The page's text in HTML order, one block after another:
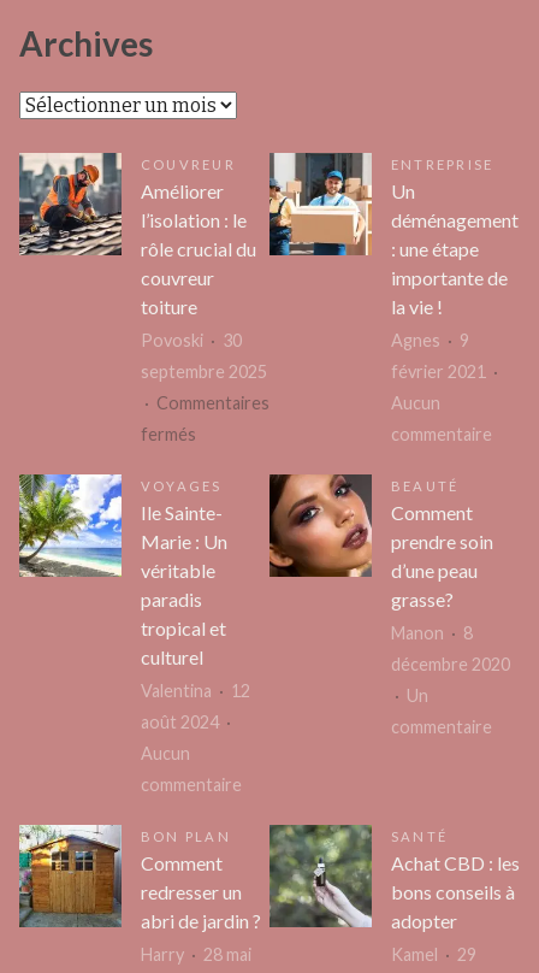
Archives
Archives
COUVREUR
Améliorer
l’isolation : le
rôle crucial du
couvreur
toiture
Povoski
30
septembre 2025
Commentaires
fermés
l’isolation
:
crucial
du
couvreur
toiture
ENTREPRISE
Un
déménagement
: une étape
importante de
la vie !
Agnes
9
février 2021
Aucun
commentaire
VOYAGES
Ile Sainte-
Marie : Un
véritable
paradis
tropical et
culturel
Valentina
12
août 2024
Aucun
commentaire
Sainte-
Marie
BEAUTÉ
Comment
prendre soin
d’une peau
grasse?
Manon
8
décembre 2020
Un
commentaire
peau
BON PLAN
Comment
redresser un
abri de jardin ?
Harry
28 mai
SANTÉ
Achat CBD : les
bons conseils à
adopter
Kamel
29